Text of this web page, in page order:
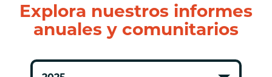
Explora nuestros informes
anuales y comunitarios